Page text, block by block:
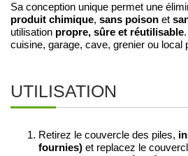
Sa conception unique permet une
produit chimique, sans poison et
utilisation propre, sûre et réutilisable
cuisine, garage, cave, grenier ou local
UTILISATION
Retirez le couvercle des piles,
fournies) et replacez le